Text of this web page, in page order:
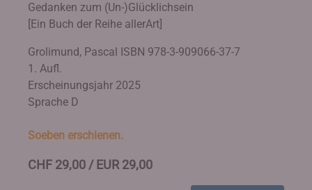
Gedanken zum (Un-)Glücklichsein
[Ein Buch der Reihe allerArt]
Grolimund, Pascal ISBN 978-3-909066-37-7
1. Aufl.
Erscheinungsjahr 2025
Sprache D
Soeben erschienen.
CHF 29,00 / EUR 29,00